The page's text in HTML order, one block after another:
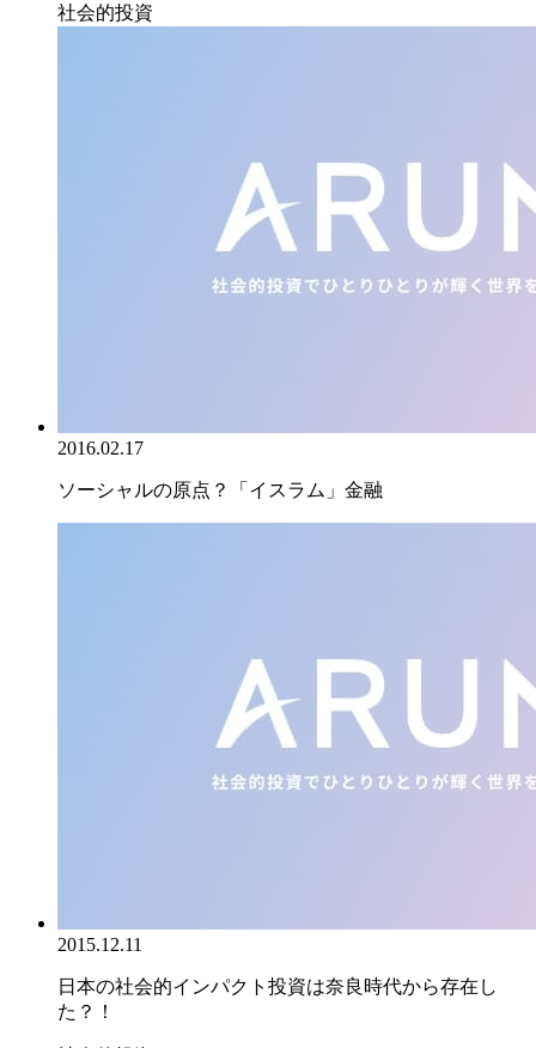
社会的投資
2016.02.17
ソーシャルの原点？「イスラム」金融
2015.12.11
日本の社会的インパクト投資は奈良時代から存在し
た？！